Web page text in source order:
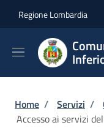
Regione Lombardia
Briciole di
Home / Servizi /
Accesso ai servizi